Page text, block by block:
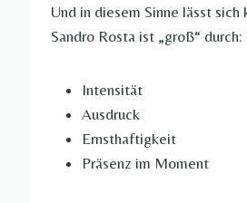
Und in diesem Sinne lässt sich
Sandro Rosta ist „groß“ durch:
Intensität
Ausdruck
Ernsthaftigkeit
Präsenz im Moment